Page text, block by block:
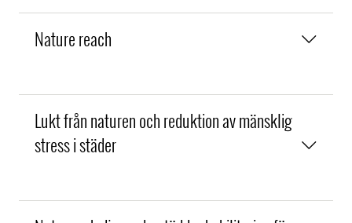
Nature reach
Lukt från naturen och reduktion av mänsklig
stress i städer